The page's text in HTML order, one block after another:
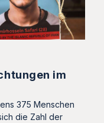
im
375 Menschen
die Zahl der